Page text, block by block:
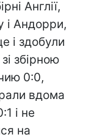
Англії,
і Андорри,
і здобули
збірною
0:0,
вдома
і не
на